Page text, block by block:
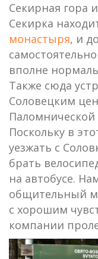
Секирная гора
Секирка
монастыря, и
вполне
Также сюда
Соловецким
Поскольку в
уезжать с
брать
на автобусе.
общительный
с хорошим
компании